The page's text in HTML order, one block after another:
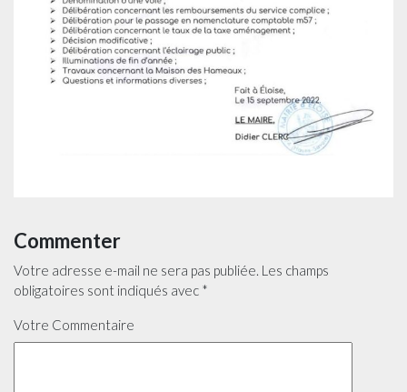
Commenter
Votre adresse e-mail ne sera pas publiée. Les champs
obligatoires sont indiqués avec *
Votre Commentaire